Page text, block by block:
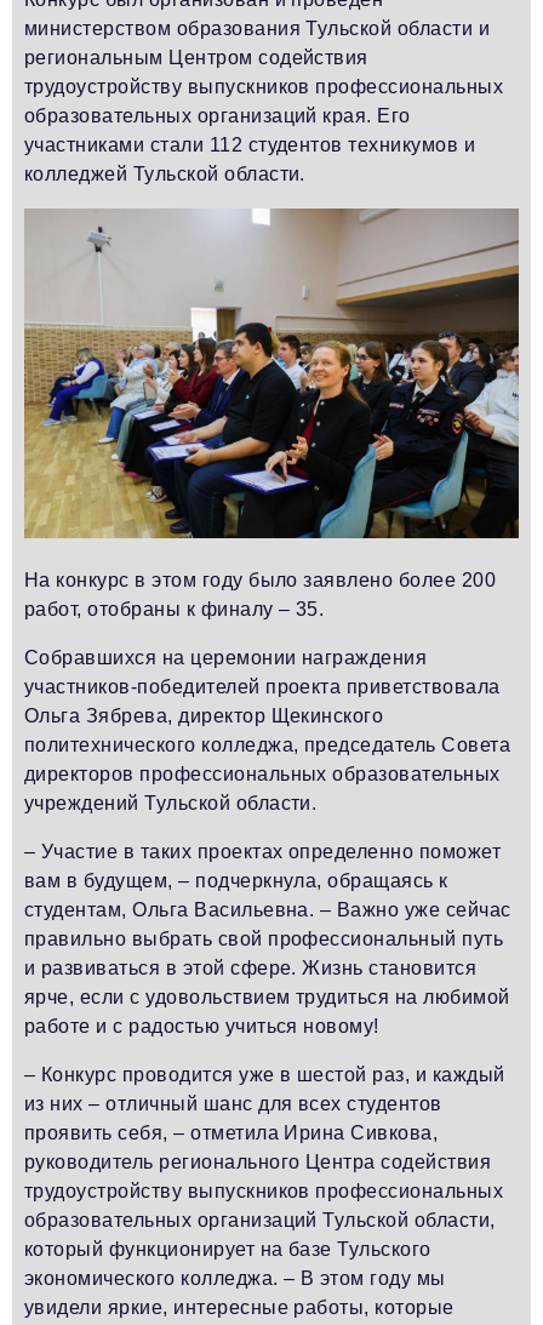
podpiska@business-magazine.online
Отдел по работе с партнерами
partner@business-magazine.online
министерством образования Тульской области и
региональным Центром содействия
трудоустройству выпускников профессиональных
образовательных организаций края. Его
участниками стали 112 студентов техникумов и
колледжей Тульской области.
На конкурс в этом году было заявлено более 200
работ, отобраны к финалу – 35.
Собравшихся на церемонии награждения
участников-победителей проекта приветствовала
Ольга Зябрева, директор Щекинского
политехнического колледжа, председатель Совета
директоров профессиональных образовательных
учреждений Тульской области.
– Участие в таких проектах определенно поможет
вам в будущем, – подчеркнула, обращаясь к
студентам, Ольга Васильевна. – Важно уже сейчас
правильно выбрать свой профессиональный путь
и развиваться в этой сфере. Жизнь становится
ярче, если с удовольствием трудиться на любимой
работе и с радостью учиться новому!
– Конкурс проводится уже в шестой раз, и каждый
из них – отличный шанс для всех студентов
проявить себя, – отметила Ирина Сивкова,
руководитель регионального Центра содействия
трудоустройству выпускников профессиональных
образовательных организаций Тульской области,
который функционирует на базе Тульского
экономического колледжа. – В этом году мы
увидели яркие, интересные работы, которые